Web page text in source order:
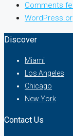
Comments
Discover
Miami
Los Angeles
Chicago
New York
Contact Us